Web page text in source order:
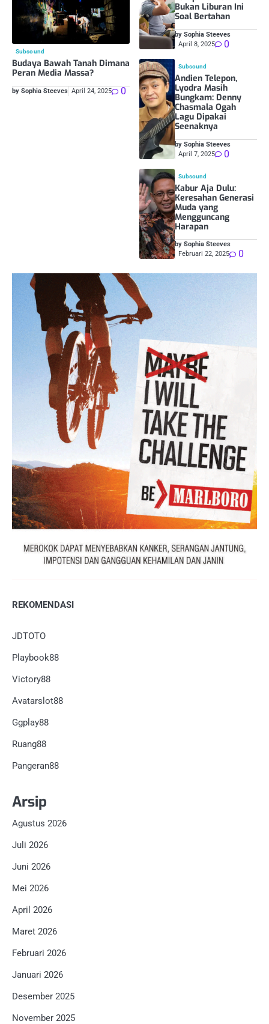
Subsound
Budaya Bawah Tanah Dimana
Peran Media Massa?
by Sophia Steeves April 24, 2025 0
Bukan Liburan Ini
Soal Bertahan
by Sophia Steeves
April 8, 2025
0
Subsound
Andien Telepon,
Lyodra Masih
Bungkam: Denny
Chasmala Ogah
Lagu Dipakai
Seenaknya
by Sophia Steeves
April 7, 2025
0
Subsound
Kabur Aja Dulu:
Keresahan Generasi
Muda yang
Mengguncang
Harapan
by Sophia Steeves
Februari 22, 2025
0
REKOMENDASI
JDTOTO
Playbook88
Victory88
Avatarslot88
Ggplay88
Ruang88
Pangeran88
Arsip
Agustus 2026
Juli 2026
Juni 2026
Mei 2026
April 2026
Maret 2026
Februari 2026
Januari 2026
Desember 2025
November 2025